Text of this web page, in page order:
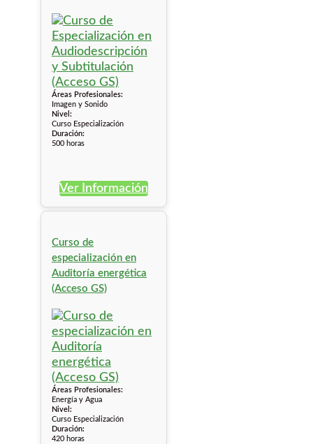
Áreas Profesionales:
Imagen y Sonido
Nivel:
Curso Especialización
Duración:
500 horas
Ver Información
Curso de
especialización en
Auditoría energética
(Acceso GS)
Áreas Profesionales:
Energía y Agua
Nivel:
Curso Especialización
Duración:
420 horas